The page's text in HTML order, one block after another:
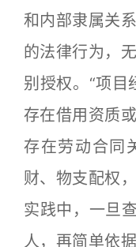
和内部隶属关
的法律行为，
别授权。“项目
存在借用资质
存在劳动合同
财、物支配权
实践中，一旦
人，再简单依